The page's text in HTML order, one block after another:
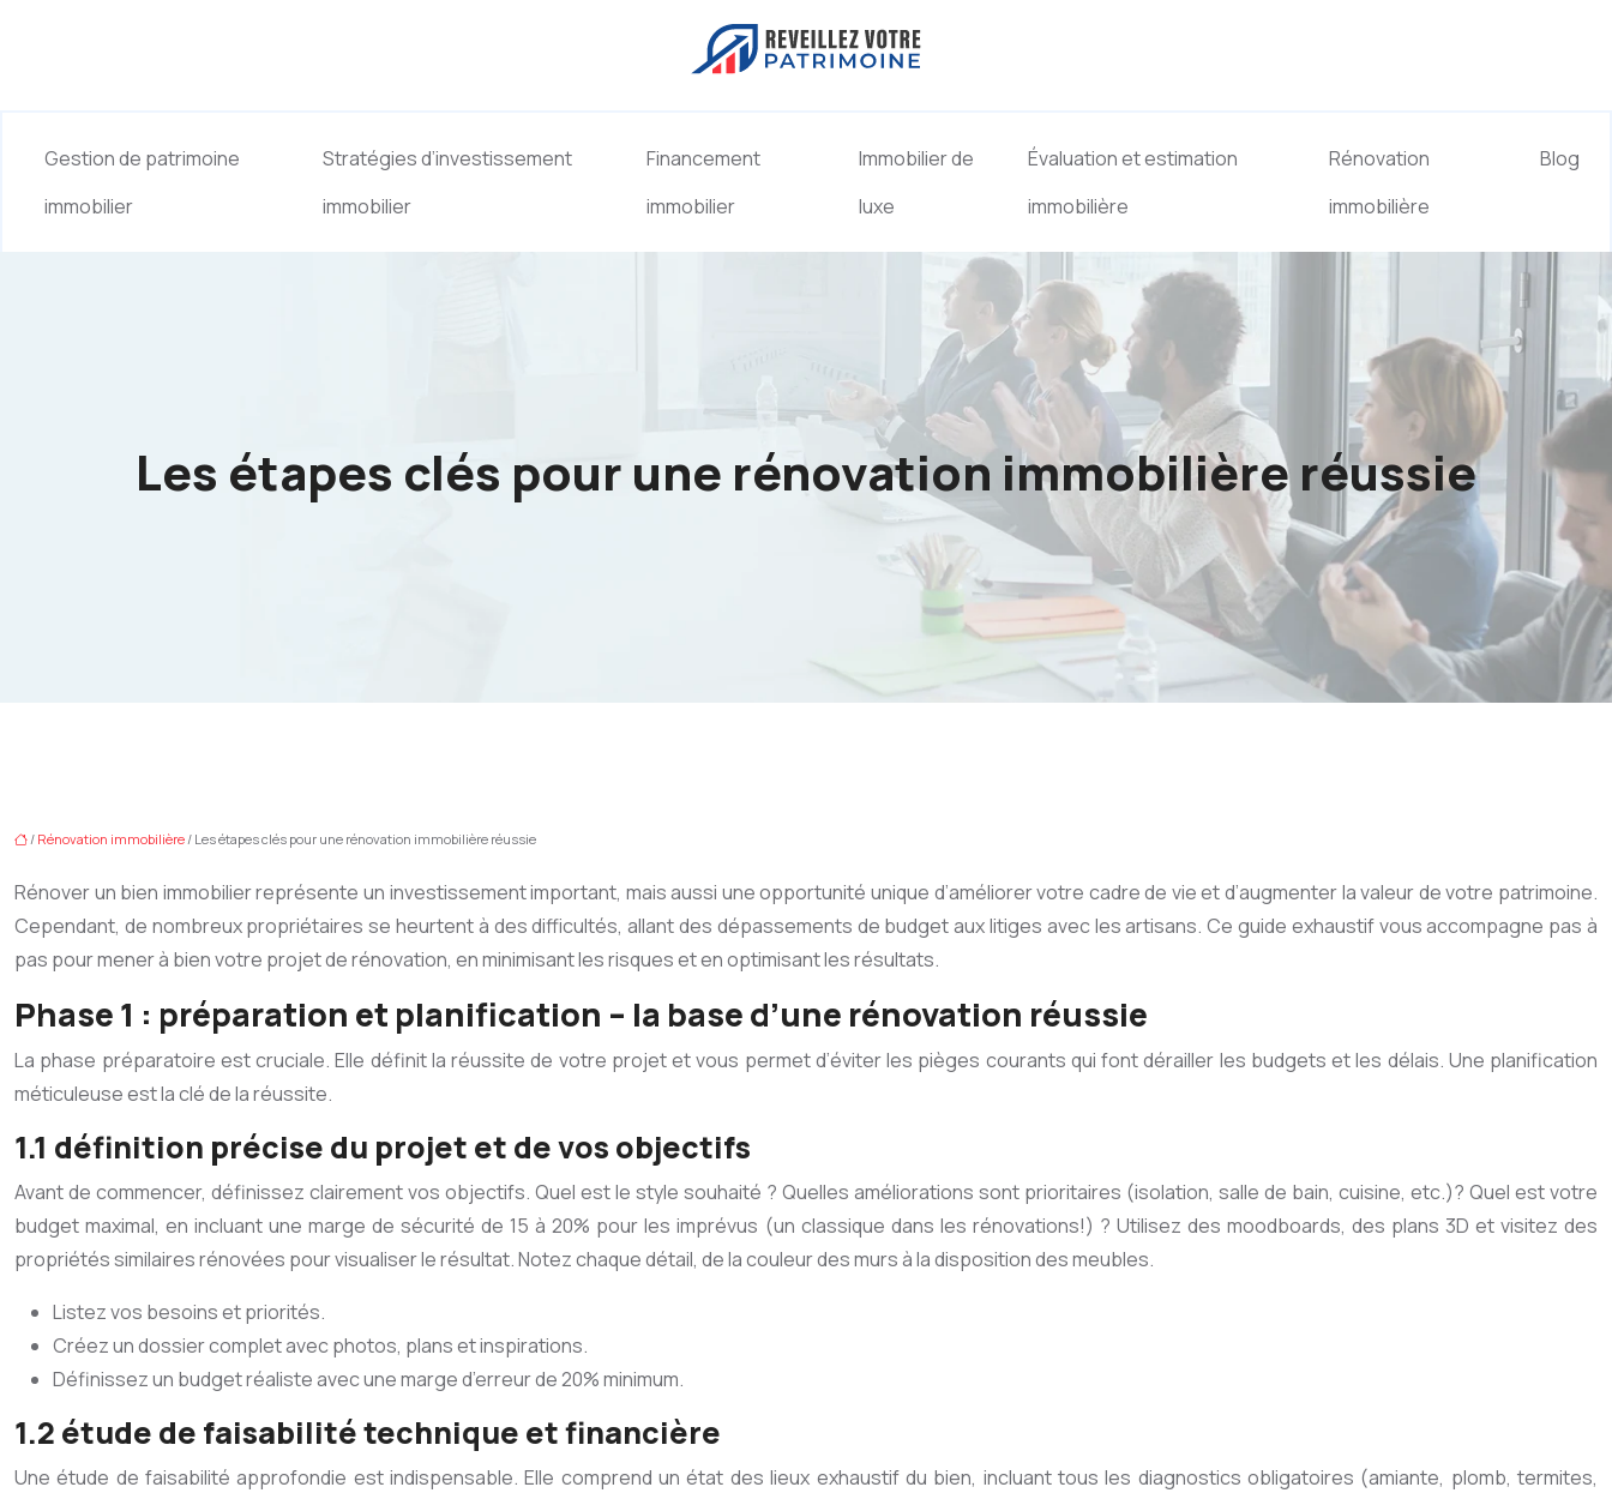
Gestion de patrimoine
immobilier
Stratégies d’investissement
immobilier
Financement
immobilier
Immobilier de
luxe
Évaluation et estimation
immobilière
Rénovation
immobilière
Blog
Les étapes clés pour une rénovation immobilière réussie
/ Rénovation immobilière/ Les étapes clés pour une rénovation immobilière réussie
Rénover un bien immobilier représente un investissement important, mais aussi une opportunité unique d’améliorer votre cadre de vie et d’augmenter la valeur de votre patrimoine.
Cependant, de nombreux propriétaires se heurtent à des difficultés, allant des dépassements de budget aux litiges avec les artisans. Ce guide exhaustif vous accompagne pas à
pas pour mener à bien votre projet de rénovation, en minimisant les risques et en optimisant les résultats.
Phase 1 : préparation et planification – la base d’une rénovation réussie
La phase préparatoire est cruciale. Elle définit la réussite de votre projet et vous permet d’éviter les pièges courants qui font dérailler les budgets et les délais. Une planification
méticuleuse est la clé de la réussite.
1.1 définition précise du projet et de vos objectifs
Avant de commencer, définissez clairement vos objectifs. Quel est le style souhaité ? Quelles améliorations sont prioritaires (isolation, salle de bain, cuisine, etc.)? Quel est votre
budget maximal, en incluant une marge de sécurité de 15 à 20% pour les imprévus (un classique dans les rénovations!) ? Utilisez des moodboards, des plans 3D et visitez des
propriétés similaires rénovées pour visualiser le résultat. Notez chaque détail, de la couleur des murs à la disposition des meubles.
Listez vos besoins et priorités.
Créez un dossier complet avec photos, plans et inspirations.
Définissez un budget réaliste avec une marge d’erreur de 20% minimum.
1.2 étude de faisabilité technique et financière
Une étude de faisabilité approfondie est indispensable. Elle comprend un état des lieux exhaustif du bien, incluant tous les diagnostics obligatoires (amiante, plomb, termites,